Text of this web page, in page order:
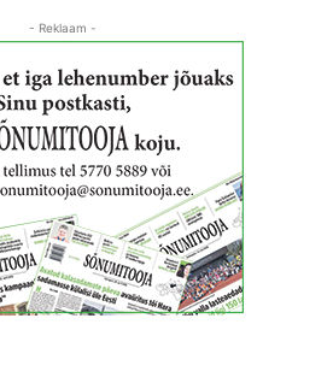
- Reklaam -